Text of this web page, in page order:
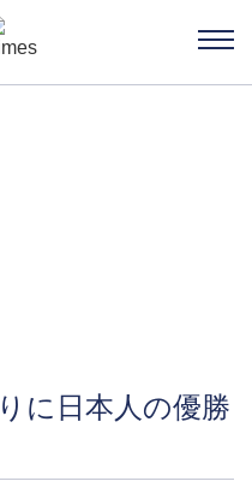
に日本人の優勝